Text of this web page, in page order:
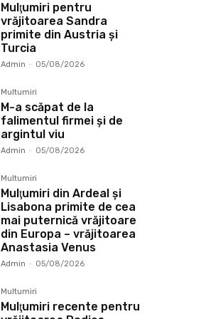
Mulţumiri pentru
vrăjitoarea Sandra
primite din Austria și
Turcia
Admin - 05/08/2026
Multumiri
M-a scăpat de la
falimentul firmei și de
argintul viu
Admin - 05/08/2026
Multumiri
Mulţumiri din Ardeal și
Lisabona primite de cea
mai puternică vrăjitoare
din Europa – vrăjitoarea
Anastasia Venus
Admin - 05/08/2026
Multumiri
Mulţumiri recente pentru